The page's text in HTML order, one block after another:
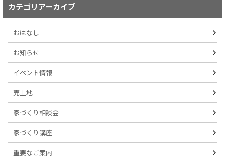
カテゴリアーカイブ
おはなし
お知らせ
イベント情報
売土地
家づくり相談会
家づくり講座
重要なご案内